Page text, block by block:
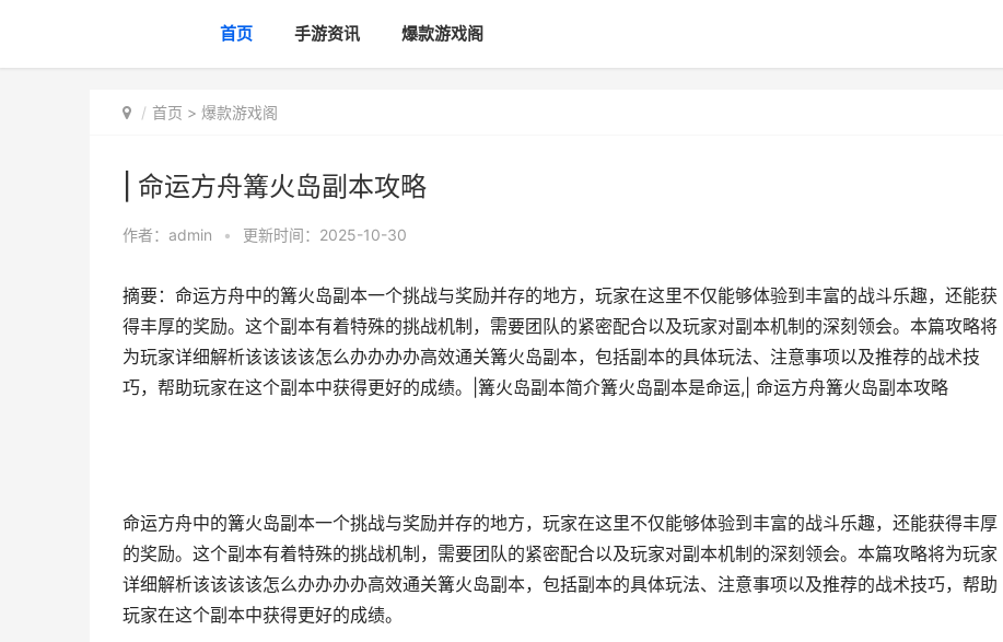
首页 手游资讯 爆款游戏阁
首页 > 爆款游戏阁
| 命运方舟篝火岛副本攻略
作者： admin • 更新时间：2025-10-30
摘要：命运方舟中的篝火岛副本一个挑战与奖励并存的地方，玩家在这里不仅能够体验到丰富的战斗乐趣，还能获
得丰厚的奖励。这个副本有着特殊的挑战机制，需要团队的紧密配合以及玩家对副本机制的深刻领会。本篇攻略将
为玩家详细解析该该该该怎么办办办办高效通关篝火岛副本，包括副本的具体玩法、注意事项以及推荐的战术技
巧，帮助玩家在这个副本中获得更好的成绩。|篝火岛副本简介篝火岛副本是命运,| 命运方舟篝火岛副本攻略
命运方舟中的篝火岛副本一个挑战与奖励并存的地方，玩家在这里不仅能够体验到丰富的战斗乐趣，还能获得丰厚
的奖励。这个副本有着特殊的挑战机制，需要团队的紧密配合以及玩家对副本机制的深刻领会。本篇攻略将为玩家
详细解析该该该该怎么办办办办高效通关篝火岛副本，包括副本的具体玩法、注意事项以及推荐的战术技巧，帮助
玩家在这个副本中获得更好的成绩。